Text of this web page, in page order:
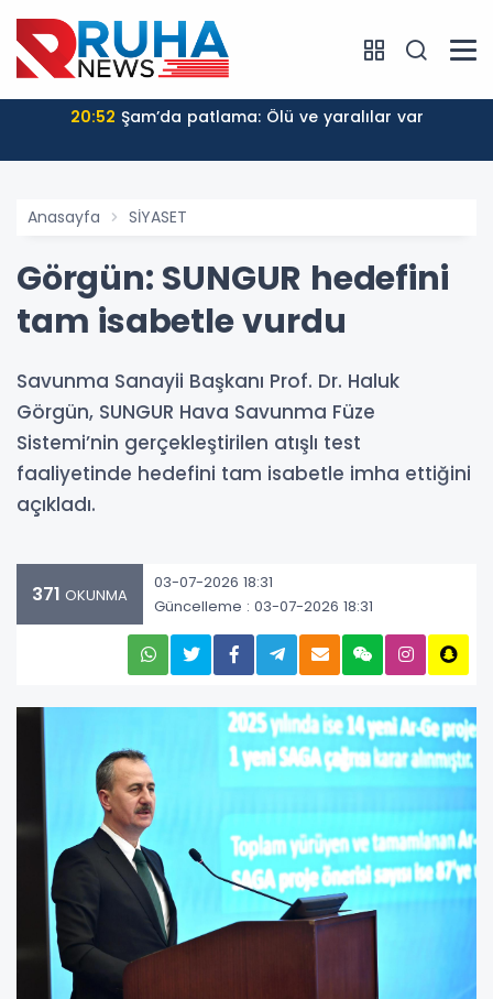
20:52 Şam’da patlama: Ölü ve yaralılar var
Anasayfa SİYASET
Görgün: SUNGUR hedefini
tam isabetle vurdu
Savunma Sanayii Başkanı Prof. Dr. Haluk
Görgün, SUNGUR Hava Savunma Füze
Sistemi’nin gerçekleştirilen atışlı test
faaliyetinde hedefini tam isabetle imha ettiğini
açıkladı.
371 OKUNMA
03-07-2026 18:31
Güncelleme : 03-07-2026 18:31